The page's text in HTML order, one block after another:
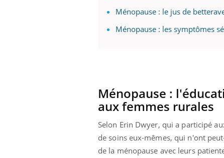
Ménopause : le jus de
Ménopause : les symptômes
Ménopause :
aux femmes rurales
Selon Erin Dwyer, qui a participé
de soins eux-mêmes, qui n'ont
de la ménopause avec leurs